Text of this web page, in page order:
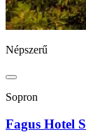
Népszerű
Sopron
Fagus Hotel